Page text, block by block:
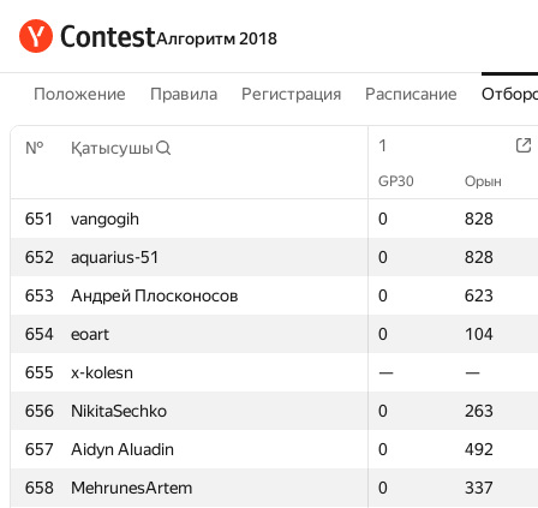
Алгоритм 2018
Положение Правила Регистрация Расписание
№ Қатысушы 1
GP30 Орын
651 vangogih 0
828
652
aquarius-51 0
828
653
Андрей Плосконосов 0
623
654
eoart 0
104
655
x-kolesn —
—
656
NikitaSechko 0
263
657
Aidyn Aluadin 0
492
658
MehrunesArtem 0
337
№ Қатысушы 1
GP30 Орын
651 vangogih 0
828
652
aquarius-51 0
828
653
Андрей Плосконосов 0
623
654
eoart 0
104
655
x-kolesn —
—
656
NikitaSechko 0
263
657
Aidyn Aluadin 0
492
658
MehrunesArtem 0
337